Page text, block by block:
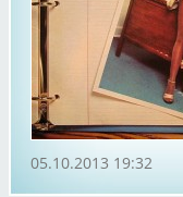
05.10.2013 19:32